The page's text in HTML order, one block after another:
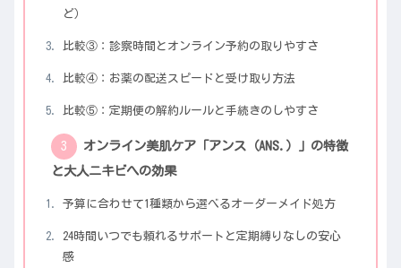
ど）
比較③：診察時間とオンライン予約の取りやすさ
比較④：お薬の配送スピードと受け取り方法
比較⑤：定期便の解約ルールと手続きのしやすさ
オンライン美肌ケア「アンス（ANS.）」の特徴
と大人ニキビへの効果
予算に合わせて1種類から選べるオーダーメイド処方
24時間いつでも頼れるサポートと定期縛りなしの安心
感